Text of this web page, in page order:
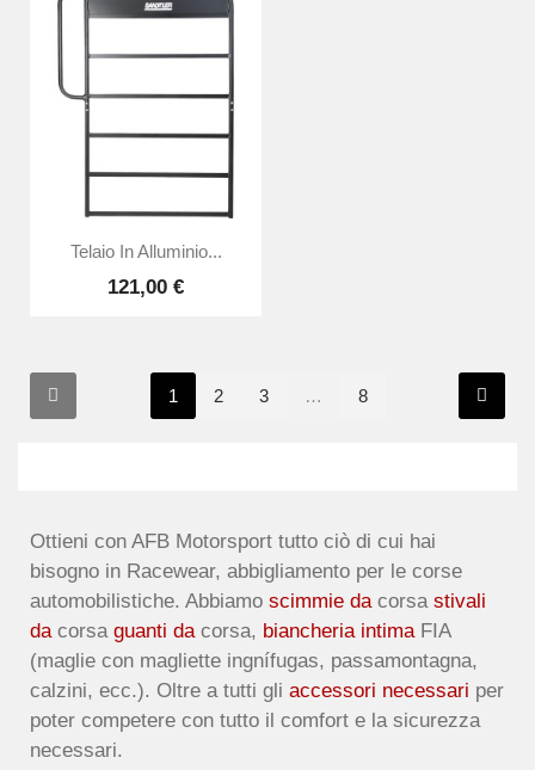
Telaio In Alluminio...
121,00 €
1 2 3 … 8
Ottieni con AFB Motorsport tutto ciò di cui hai
bisogno in Racewear, abbigliamento per le corse
automobilistiche. Abbiamo scimmie da corsa stivali
da corsa guanti da corsa, biancheria intima FIA
(maglie con magliette ingnífugas, passamontagna,
calzini, ecc.). Oltre a tutti gli accessori necessari per
poter competere con tutto il comfort e la sicurezza
necessari.